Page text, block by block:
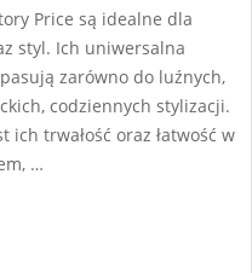
Price są idealne dla
styl. Ich uniwersalna
zarówno do luźnych,
codziennych stylizacji.
trwałość oraz łatwość w
…